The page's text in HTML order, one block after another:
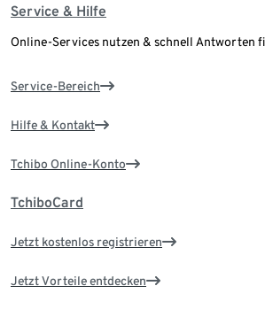
Service & Hilfe
Online-Services nutzen & schnell Antworten
Service-Bereich
Hilfe & Kontakt
Tchibo Online-Konto
TchiboCard
Jetzt kostenlos registrieren
Jetzt Vorteile entdecken